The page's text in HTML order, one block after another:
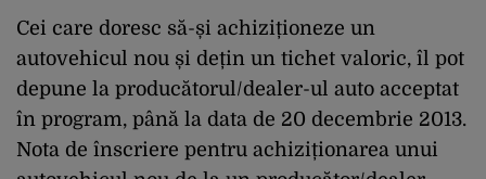
Cei care doresc să-și achiziționeze un
autovehicul nou și dețin un tichet valoric, îl pot
depune la producătorul/dealer-ul auto acceptat
în program, până la data de 20 decembrie 2013.
Nota de înscriere pentru achiziționarea unui